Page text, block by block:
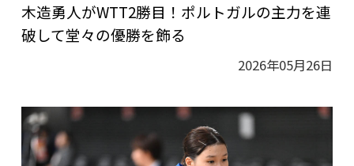
木造勇人がWTT2勝目！ポルトガルの主力を連
破して堂々の優勝を飾る
2026年05月26日